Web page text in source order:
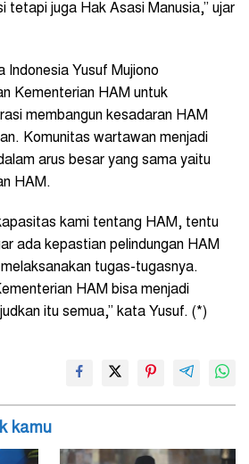
tetapi juga Hak Asasi Manusia,” ujar
Indonesia Yusuf Mujiono
Kementerian HAM untuk
membangun kesadaran HAM
Komunitas wartawan menjadi
arus besar yang sama yaitu
HAM.
kami tentang HAM, tentu
ada kepastian pelindungan HAM
tugas-tugasnya.
HAM bisa menjadi
itu semua,” kata Yusuf. (*)
kamu